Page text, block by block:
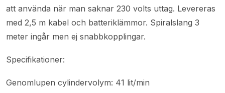
att använda när man saknar 230 volts uttag. Levereras
med 2,5 m kabel och batteriklämmor. Spiralslang 3
meter ingår men ej snabbkopplingar.
Specifikationer:
Genomlupen cylindervolym: 41 lit/min